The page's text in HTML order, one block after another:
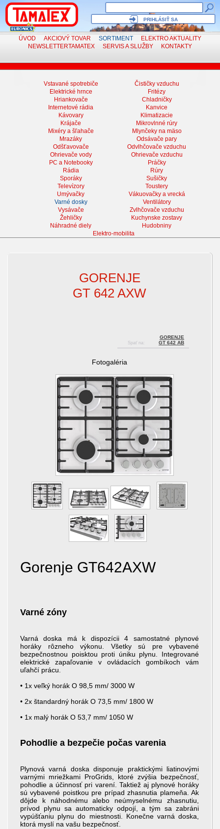
PRIHLÁSIŤ SA
ÚVOD AKCIOVÝ TOVAR SORTIMENT ELEKTROAKTUALITY
NEWSLETTERTAMATEX SERVISA SLUŽBY KONTAKTY
Vstavané spotrebiče
Čističky vzduchu
Elektrické hrnce
Fritézy
Hriankovače
Chladničky
Internetové rádia
Kanvice
Kávovary
Klimatizacie
Krájače
Mikrovlnné rúry
Mixéry a šľahače
Mlynčeky na mäso
Mrazáky
Odsávače pary
Odšťavovače
Odvlhčovače vzduchu
Ohrievače vody
Ohrievače vzduchu
PC a Notebooky
Práčky
Rádia
Rúry
Sporáky
Sušičky
Televízory
Toustery
Umývačky
Vákuovačky a vrecká
Varné dosky
Ventilátory
Vysávače
Zvlhčovače vzduchu
Žehličky
Kuchynske zostavy
Náhradné diely
Hudobniny
Elektro-mobilita
GORENJE
GT 642 AXW
Spať na:
GORENJE
GT 642 AB
Fotogaléria
Gorenje GT642AXW
Varné zóny
Varná doska má k dispozícii 4 samostatné plynové
horáky rôzneho výkonu. Všetky sú pre vybavené
bezpečnostnou poisktou proti úniku plynu. Integrované
elektrické zapaľovanie v ovládacích gombíkoch vám
uľahčí prácu.
• 1x veľký horák O 98,5 mm/ 3000 W
• 2x štandardný horák O 73,5 mm/ 1800 W
• 1x malý horák O 53,7 mm/ 1050 W
Pohodlie a bezpečie počas varenia
Plynová varná doska disponuje praktickými liatinovými
varnými mriežkami ProGrids, ktoré zvýšia bezpečnosť,
pohodlie a účinnosť pri varení. Taktiež aj plynové horáky
sú vybavené poistkou pre prípad zhasnutia plameňa. Ak
dôjde k náhodnému alebo neúmyselnému zhasnutiu,
prívod plynu sa automaticky odpojí, a tým sa zabráni
vypúšťaniu plynu do miestnosti. Konečne varná doska,
ktorá myslí na vašu bezpečnosť.